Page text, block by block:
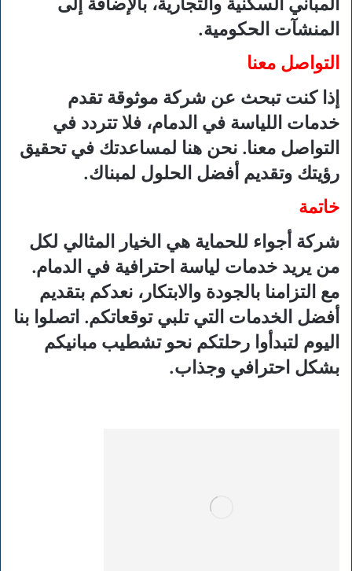
المنشآت الحكومية.
التواصل معنا
إذا كنت تبحث عن شركة موثوقة تقدم
خدمات اللياسة في الدمام، فلا تتردد في
التواصل معنا. نحن هنا لمساعدتك في تحقيق
رؤيتك وتقديم أفضل الحلول لمبناك.
خاتمة
شركة أجواء للحماية هي الخيار المثالي لكل
من يريد خدمات لياسة احترافية في الدمام.
مع التزامنا بالجودة والابتكار، نعدكم بتقديم
أفضل الخدمات التي تلبي توقعاتكم. اتصلوا بنا
اليوم لتبدأوا رحلتكم نحو تشطيب مبانيكم
بشكل احترافي وجذاب.